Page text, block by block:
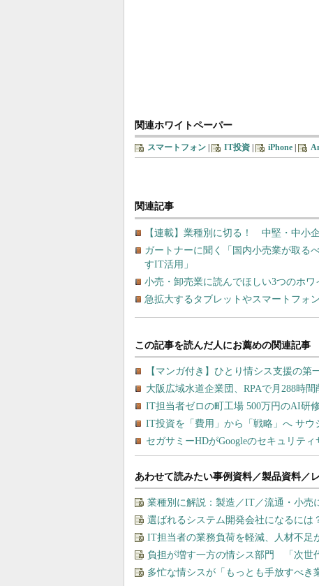
関連ホワイトペーパー
スマートフォン IT投資 iPhone
関連記事
【連載】業種別に切る！ 中堅・中小
ガートナーに聞く「国内小売業が取る
すIT活用」
小売・卸売業に読んでほしい3つのホワ
急拡大するタブレットやスマートフォ
あわせて読みたい事例資料／製品資料／
業種別に解説：製造／IT／流通・小売
選ばれるシステム開発会社になるに
IT担当者の業務負荷を軽減、人材不足
負担が増す一方の情シス部門 「次世
多忙な情シスが「もっとも手放すべき